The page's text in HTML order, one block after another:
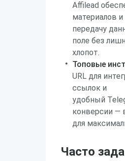
Affilead
материалов и
передачу
поле без
хлопот.
Топовые
URL для
ссылок и
удобный
конверсии —
для
Часто